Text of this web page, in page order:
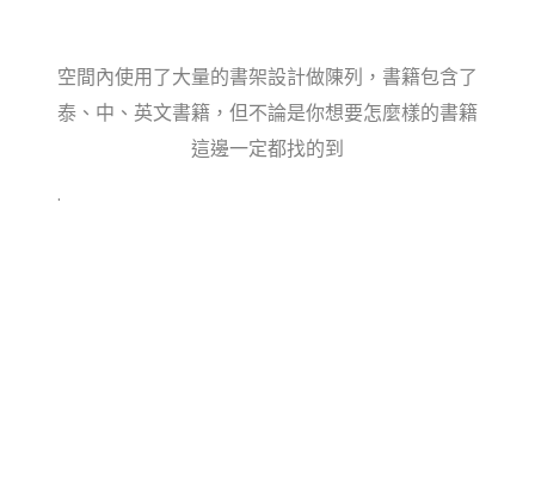
空間內使用了大量的書架設計做陳列，書籍包含了
泰、中、英文書籍，但不論是你想要怎麼樣的書籍
這邊一定都找的到
.